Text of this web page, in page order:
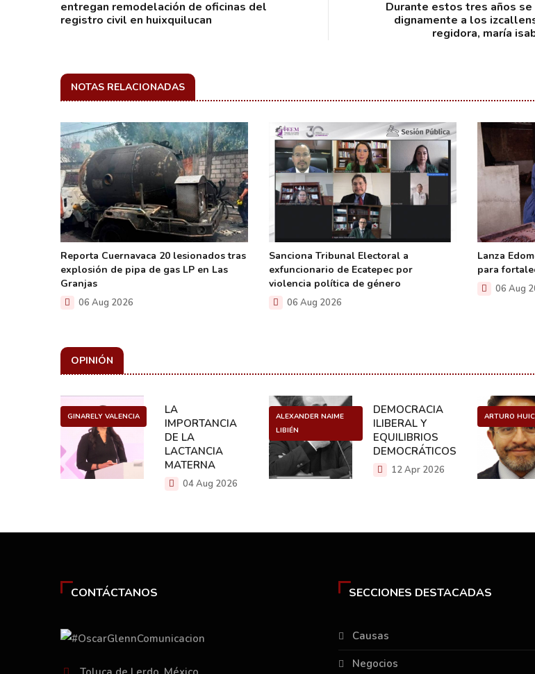
entregan remodelación de oficinas del
registro civil en huixquilucan
Durante estos tres años
dignamente a los
regidora, maría
NOTAS RELACIONADAS
Reporta Cuernavaca 20 lesionados tras
explosión de pipa de gas LP en Las
Granjas
06 Aug 2026
Sanciona Tribunal Electoral a
exfuncionario de Ecatepec por
violencia política de género
06 Aug 2026
Lanza
para
06 Aug
OPINIÓN
GINARELY VALENCIA
LA
IMPORTANCIA
DE LA
LACTANCIA
MATERNA
04 Aug 2026
ALEXANDER NAIME
LIBIÉN
DEMOCRACIA
ILIBERAL Y
EQUILIBRIOS
DEMOCRÁTICOS
12 Apr 2026
ARTURO
CONTÁCTANOS SECCIONES DESTACADAS
Causas
Negocios